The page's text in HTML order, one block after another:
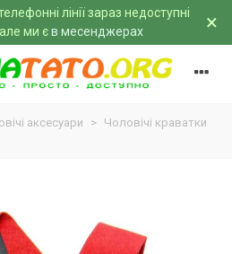
лінії зараз недоступні
ми єв месенджерах ×
аксесуари > Чоловічі краватки